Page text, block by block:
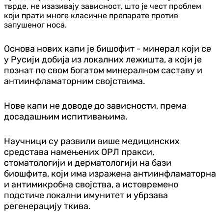
тврде, не изазивају зависност, што je чест проблем
који прати многе класичне препарате против
запушеног носа.
Основа нових капи је бишофит - минерал који се
у Русији добија из локалних лежишта, а који је
познат по свом богатом минералном саставу и
антиинфламаторним својствима.
Нове капи не доводе до зависности, према
досадашњим испитивањима.
Научници су развили више медицинских
средстава намењених ОРЛ пракси,
стоматологији и дерматологији на бази
биошфита, који има изражена антиинфламаторна
и антимикробна својства, а истовремено
подстиче локални имунитет и убрзава
регенерацију ткива.